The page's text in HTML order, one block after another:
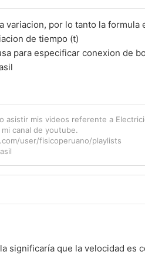
variacion, por lo tanto la
de tiempo (t)
para especificar conexion de
asistir mis videos referente a
canal de youtube.
user/fisicoperuano/playlists
significaría que la velocidad es